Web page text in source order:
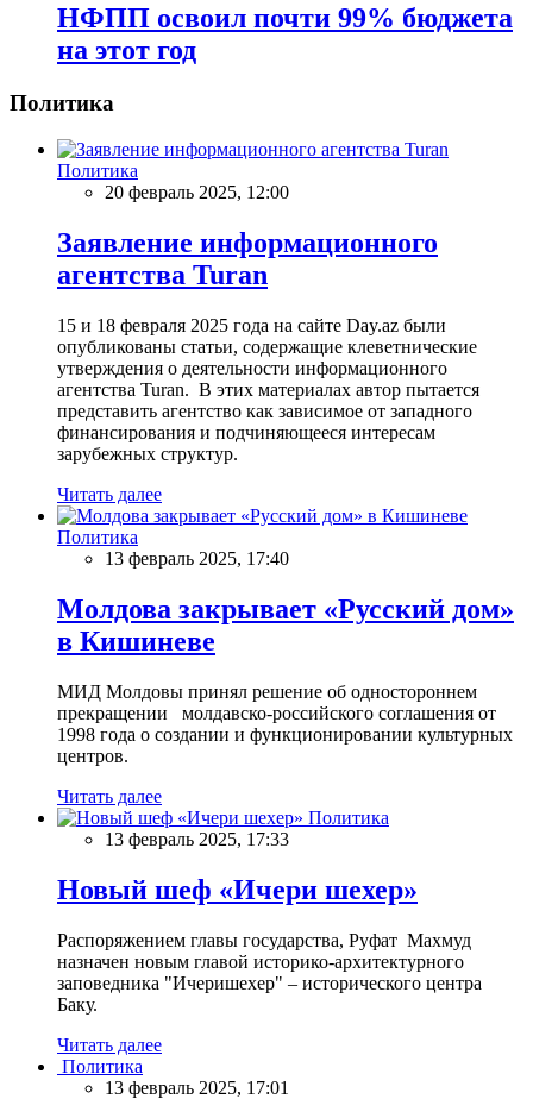
НФПП освоил почти 99% бюджета
на этот год
Политика
Политика
20 февраль 2025, 12:00
Заявление информационного
агентства Turan
15 и 18 февраля 2025 года на сайте Day.az были
опубликованы статьи, содержащие клеветнические
утверждения о деятельности информационного
агентства Turan. В этих материалах автор пытается
представить агентство как зависимое от западного
финансирования и подчиняющееся интересам
зарубежных структур.
Читать далее
Политика
13 февраль 2025, 17:40
Молдова закрывает «Русский дом»
в Кишиневе
МИД Молдовы принял решение об одностороннем
прекращении молдавско-российского соглашения от
1998 года о создании и функционировании культурных
центров.
Читать далее
Политика
13 февраль 2025, 17:33
Новый шеф «Ичери шехер»
Распоряжением главы государства, Руфат Махмуд
назначен новым главой историко-архитектурного
заповедника "Ичеришехер" – исторического центра
Баку.
Читать далее
Политика
13 февраль 2025, 17:01